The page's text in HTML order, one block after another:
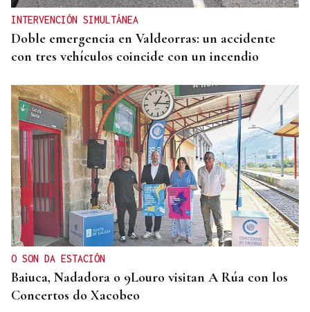
INTERVENCIÓN SIMULTÁNEA
Doble emergencia en Valdeorras: un accidente
con tres vehículos coincide con un incendio
O SON DA ESTACIÓN
Baiuca, Nadadora o 9Louro visitan A Rúa con los
Concertos do Xacobeo